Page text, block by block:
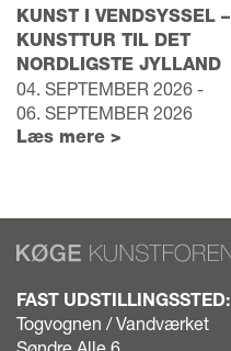
KUNST I VENDSYSSEL –
KUNSTTUR TIL DET
NORDLIGSTE JYLLAND
04. SEPTEMBER 2026 -
06. SEPTEMBER 2026
Læs mere >
FAST UDSTILLINGSSTED:
Togvognen / Vandværket